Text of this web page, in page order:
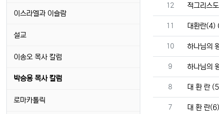
번호
12 적그리스
번호
11 대환란(4)
번호
10 하나님의
번호
9 하나님의
번호
8 대 환 란
번호
7 대 환 란
이스라엘과 이슬람
설교
이송오 목사 칼럼
박승용 목사 칼럼
로마카톨릭